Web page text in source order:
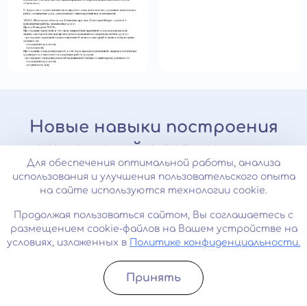
Новые навыки построения
отношений с зависимыми
За 10 занятий измените жизнь к
лучшему
«Время перемен»
Данный курс подойдет людям, чьи близкие
оказались во власти зависимости. Семьям,
ищущим решение в борьбе с зависимостью.
Записатьcя
Для обеспечения оптимальной работы, анализа
использования и улучшения пользовательского опыта
на сайте используются технологии cookie.
Продолжая пользоваться сайтом, Вы соглашаетесь с
размещением cookie-файлов на Вашем устройстве на
условиях, изложенных в
Политике конфиденциальности.
Принять